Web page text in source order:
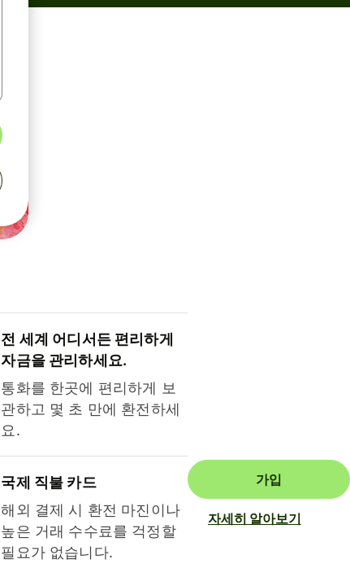
전 세계 어디서든 편리하게
자금을 관리하세요.
통화를 한곳에 편리하게 보
관하고 몇 초 만에 환전하세
요.
국제 직불 카드
해외 결제 시 환전 마진이나
높은 거래 수수료를 걱정할
필요가 없습니다.
가입
자세히 알아보기